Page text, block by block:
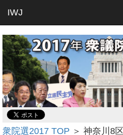
IWJ
衆院選2017 TOP ＞ 神奈川8区